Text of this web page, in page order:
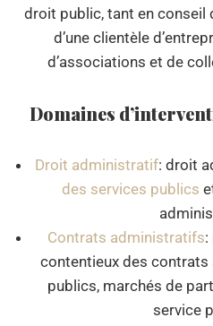
droit public, tant en conseil
d’une clientèle
d’associations et de
Domaines
Droit administratif: droit
des services publics
Contrats administratifs:
contentieux des
publics, marchés de
service